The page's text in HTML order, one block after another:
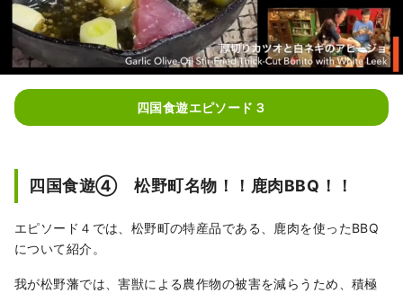
四国食遊エピソード３
四国食遊④ 松野町名物！！鹿肉BBQ！！
エピソード４では、松野町の特産品である、鹿肉を使ったBBQ
について紹介。
我が松野藩では、害獣による農作物の被害を減らうため、積極